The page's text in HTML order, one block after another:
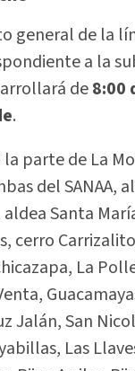
general de la
a la
de8:00
.
parte de La
del SANAA,
Santa
cerro
La
Jalán, San
Las